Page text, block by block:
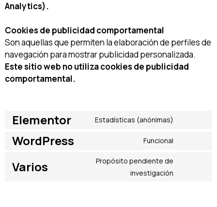
Analytics).
Cookies de publicidad comportamental
Son aquellas que permiten la elaboración de perfiles de
navegación para mostrar publicidad personalizada.
Este sitio web no utiliza cookies de publicidad
comportamental.
Elementor Estadísticas (anónimas)
WordPress Funcional
Varios
Propósito pendiente de
investigación